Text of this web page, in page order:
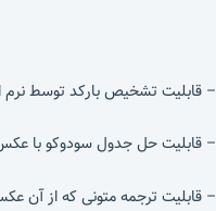
– قابلیت تشخیص بارکد توسط نرم
– قابلیت حل جدول سودوکو با
– قابلیت ترجمه متونی که از آن